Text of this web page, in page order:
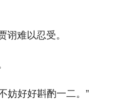
难以忍受。
好好斟酌一二。”